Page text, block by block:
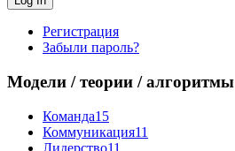
Регистрация
Забыли пароль?
Модели / теории / алгоритмы
Команда15
Коммуникация11
Лидерство11